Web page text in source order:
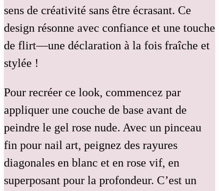
sens de créativité sans être écrasant. Ce
design résonne avec confiance et une touche
de flirt—une déclaration à la fois fraîche et
stylée !
Pour recréer ce look, commencez par
appliquer une couche de base avant de
peindre le gel rose nude. Avec un pinceau
fin pour nail art, peignez des rayures
diagonales en blanc et en rose vif, en
superposant pour la profondeur. C’est un